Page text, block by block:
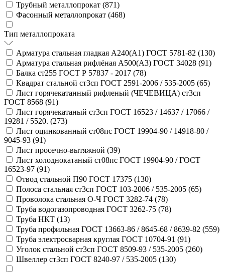
Трубный металлопрокат (871)
Фасонный металлопрокат (468)
Тип металлопроката
Арматура стальная гладкая А240(А1) ГОСТ 5781-82 (130)
Арматура стальная рифлёная А500(А3) ГОСТ 34028 (91)
Балка ст255 ГОСТ Р 57837 - 2017 (78)
Квадрат стальной ст3сп ГОСТ 2591-2006 / 535-2005 (65)
Лист горячекатанный рифленый (ЧЕЧЕВИЦА) ст3сп
ГОСТ 8568 (91)
Лист горячекатаный ст3сп ГОСТ 16523 / 14637 / 17066 /
19281 / 5520. (273)
Лист оцинкованный ст08пс ГОСТ 19904-90 / 14918-80 /
9045-93 (91)
Лист просечно-вытяжной (39)
Лист холоднокатаный ст08пс ГОСТ 19904-90 / ГОСТ
16523-97 (91)
Отвод стальной П90 ГОСТ 17375 (130)
Полоса стальная ст3сп ГОСТ 103-2006 / 535-2005 (65)
Проволока стальная О-Ч ГОСТ 3282-74 (78)
Труба водогазопроводная ГОСТ 3262-75 (78)
Труба НКТ (13)
Труба профильная ГОСТ 13663-86 / 8645-68 / 8639-82 (559)
Труба электросварная круглая ГОСТ 10704-91 (91)
Уголок стальной ст3сп ГОСТ 8509-93 / 535-2005 (260)
Швеллер ст3сп ГОСТ 8240-97 / 535-2005 (130)